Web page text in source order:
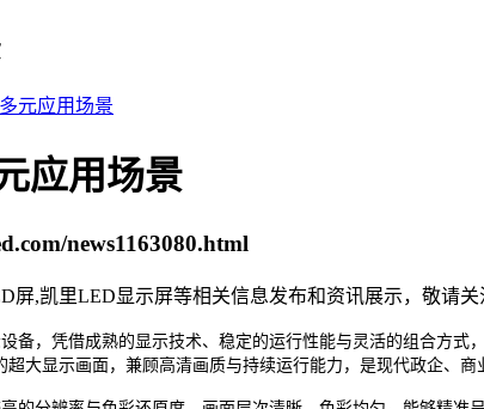
元应用场景
应用场景
news1163080.html
屏,凯里LED显示屏等相关信息发布和资讯展示，敬请关
备，凭借成熟的显示技术、稳定的运行性能与灵活的组合方
大显示画面，兼顾高清画质与持续运行能力，是现代政企、商